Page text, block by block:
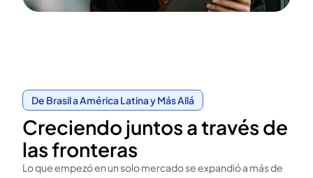
De Brasil a América Latina y Más Allá
Creciendo juntos a través de
las fronteras
Lo que empezó en un solo mercado se expandió a más de